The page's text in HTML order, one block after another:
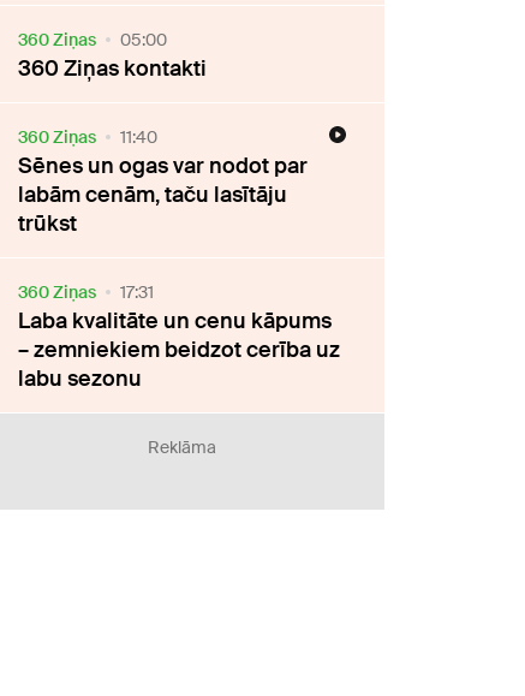
360 Ziņas 05:00
360 Ziņas kontakti
360 Ziņas 11:40
Sēnes un ogas var nodot par
labām cenām, taču lasītāju
trūkst
360 Ziņas 17:31
Laba kvalitāte un cenu kāpums
– zemniekiem beidzot cerība uz
labu sezonu
Reklāma